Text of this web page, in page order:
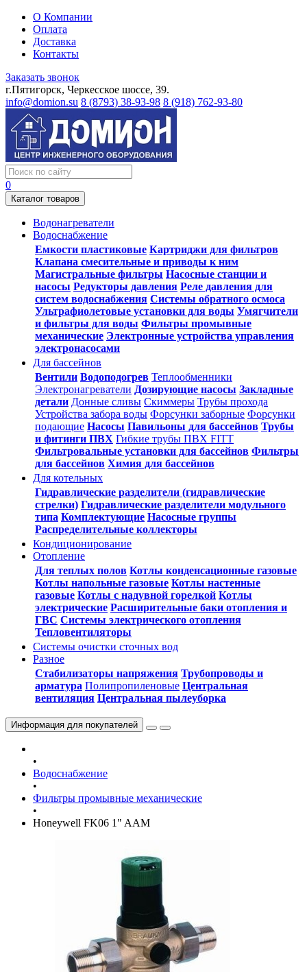
О Компании
Оплата
Доставка
Контакты
Заказать звонок
г.Пятигорск, Черкесское шоссе, 39.
info@domion.su 8 (8793) 38-93-98 8 (918) 762-93-80
0
Каталог товаров
Водонагреватели
Водоснабжение
Емкости пластиковые Картриджи для фильтров
Клапана смесительные и приводы к ним
Магистральные фильтры Насосные станции и
насосы Редукторы давления Реле давления для
систем водоснабжения Системы обратного осмоса
Ультрафиолетовые установки для воды Умягчители
и фильтры для воды Фильтры промывные
механические Электронные устройства управления
электронасосами
Для бассейнов
Вентили Водоподогрев Теплообменники
Электронагреватели Дозирующие насосы Закладные
детали Донные сливы Скиммеры Трубы прохода
Устройства забора воды Форсунки заборные Форсунки
подающие Насосы Павильоны для бассейнов Трубы
и фитинги ПВХ Гибкие трубы ПВХ FITT
Фильтровальные установки для бассейнов Фильтры
для бассейнов Химия для бассейнов
Для котельных
Гидравлические разделители (гидравлические
стрелки) Гидравлические разделители модульного
типа Комплектующие Насосные группы
Распределительные коллекторы
Кондиционирование
Отопление
Для теплых полов Котлы конденсационные газовые
Котлы напольные газовые Котлы настенные
газовые Котлы с надувной горелкой Котлы
электрические Расширительные баки отопления и
ГВС Системы электрического отопления
Тепловентиляторы
Системы очистки сточных вод
Разное
Стабилизаторы напряжения Трубопроводы и
арматура Полипропиленовые Центральная
вентиляция Центральная пылеуборка
Информация для покупателей
•
Водоснабжение
•
Фильтры промывные механические
•
Honeywell FK06 1" AAM